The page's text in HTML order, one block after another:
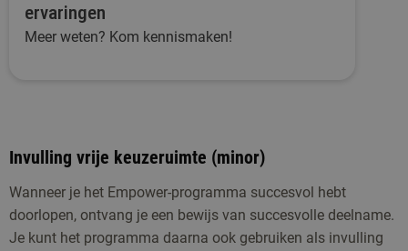
ervaringen
Meer weten? Kom kennismaken!
Invulling vrije keuzeruimte (minor)
Wanneer je het Empower-programma succesvol hebt
doorlopen, ontvang je een bewijs van succesvolle deelname.
Je kunt het programma daarna ook gebruiken als invulling